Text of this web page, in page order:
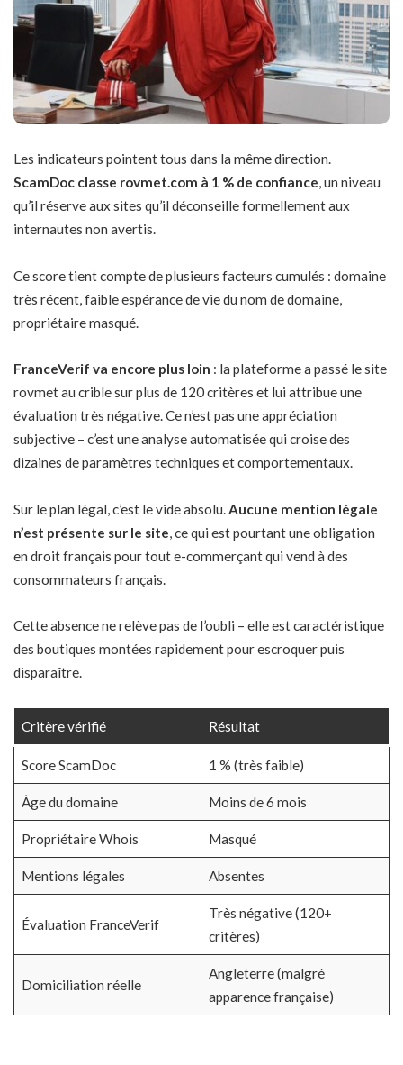
Les indicateurs pointent tous dans la même direction.
ScamDoc classe rovmet.com à 1 % de confiance, un niveau
qu’il réserve aux sites qu’il déconseille formellement aux
internautes non avertis.
Ce score tient compte de plusieurs facteurs cumulés : domaine
très récent, faible espérance de vie du nom de domaine,
propriétaire masqué.
FranceVerif va encore plus loin : la plateforme a passé le site
rovmet au crible sur plus de 120 critères et lui attribue une
évaluation très négative. Ce n’est pas une appréciation
subjective – c’est une analyse automatisée qui croise des
dizaines de paramètres techniques et comportementaux.
Sur le plan légal, c’est le vide absolu.Aucune mention légale
n’est présente sur le site, ce qui est pourtant une obligation
en droit français pour tout e-commerçant qui vend à des
consommateurs français.
Cette absence ne relève pas de l’oubli – elle est caractéristique
des boutiques montées rapidement pour escroquer puis
disparaître.
Critère vérifié Résultat
Score ScamDoc 1 % (très faible)
Âge du domaine Moins de 6 mois
Propriétaire Whois Masqué
Mentions légales Absentes
Évaluation FranceVerif
Très négative (120+
critères)
Domiciliation réelle
Angleterre (malgré
apparence française)